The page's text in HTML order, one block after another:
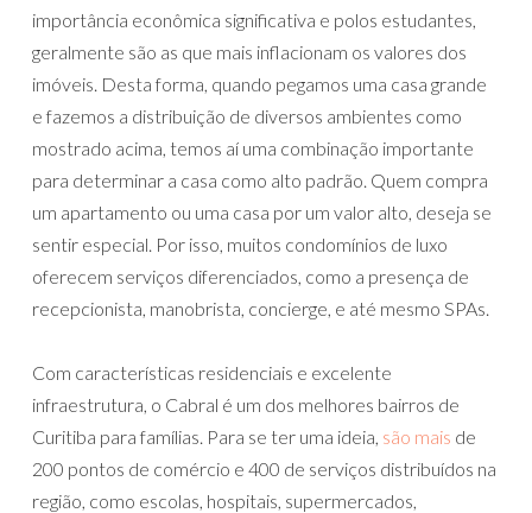
importância econômica significativa e polos estudantes,
geralmente são as que mais inflacionam os valores dos
imóveis. Desta forma, quando pegamos uma casa grande
e fazemos a distribuição de diversos ambientes como
mostrado acima, temos aí uma combinação importante
para determinar a casa como alto padrão. Quem compra
um apartamento ou uma casa por um valor alto, deseja se
sentir especial. Por isso, muitos condomínios de luxo
oferecem serviços diferenciados, como a presença de
recepcionista, manobrista, concierge, e até mesmo SPAs.
Com características residenciais e excelente
infraestrutura, o Cabral é um dos melhores bairros de
Curitiba para famílias. Para se ter uma ideia, são mais de
200 pontos de comércio e 400 de serviços distribuídos na
região, como escolas, hospitais, supermercados,